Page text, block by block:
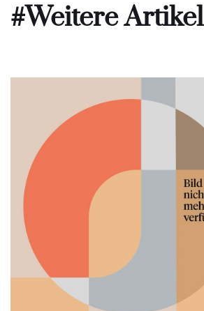
#Weitere Artikel